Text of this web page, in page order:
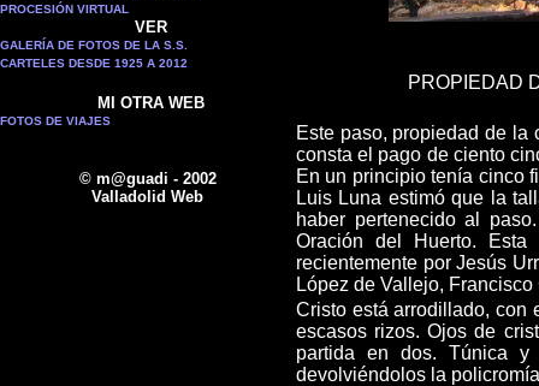
PROCESIÓN VIRTUAL
VER
GALERÍA DE FOTOS DE LA S.S.
CARTELES DESDE 1925 A 2012
MI OTRA WEB
FOTOS DE VIAJES
© m@guadi - 2002
Valladolid Web
PROPIEDAD
Este paso, propiedad de la
consta el pago de ciento
En un principio tenía cinco
Luis Luna estimó que la
haber pertenecido al
Oración del Huerto.
recientemente por Jesús
López de Vallejo,
Cristo está arrodillado, con
escasos rizos. Ojos de
partida en dos. Túnica
devolviéndolos la